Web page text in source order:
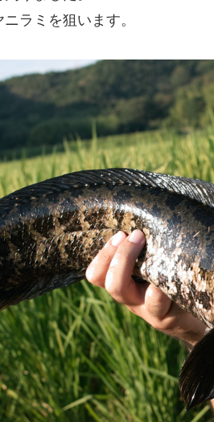
ラミを狙います。